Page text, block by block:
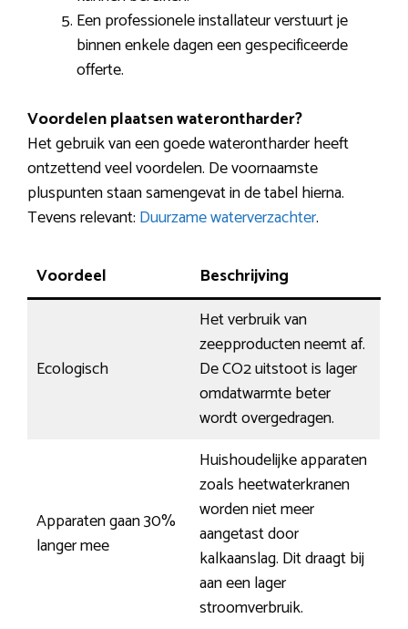
Een professionele installateur verstuurt je
binnen enkele dagen een gespecificeerde
offerte.
Voordelen plaatsen waterontharder?
Het gebruik van een goede waterontharder heeft
ontzettend veel voordelen. De voornaamste
pluspunten staan samengevat in de tabel hierna.
Tevens relevant: Duurzame waterverzachter.
Voordeel Beschrijving
Ecologisch
Het verbruik van
zeepproducten neemt af.
De CO2 uitstoot is lager
omdatwarmte beter
wordt overgedragen.
Apparaten gaan 30%
langer mee
Huishoudelijke apparaten
zoals heetwaterkranen
worden niet meer
aangetast door
kalkaanslag. Dit draagt bij
aan een lager
stroomverbruik.